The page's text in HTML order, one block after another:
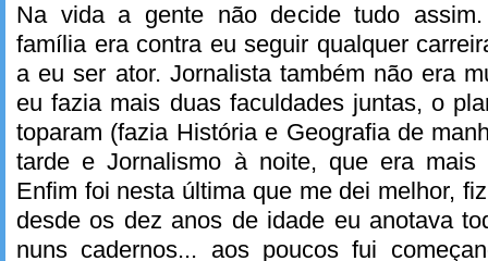
Na vida a gente não decide tudo
família era contra eu seguir qualquer
a eu ser ator. Jornalista também não era
eu fazia mais duas faculdades juntas, o
toparam (fazia História e Geografia de
tarde e Jornalismo à noite, que era mais
Enfim foi nesta última que me dei melhor,
desde os dez anos de idade eu anotava
nuns cadernos... aos poucos fui